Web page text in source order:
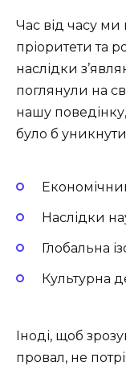
Час від часу ми
пріоритети та
наслідки
поглянули на
нашу
було б
Наслідки
Глобальна
Культурна
Іноді, щоб
провал, не